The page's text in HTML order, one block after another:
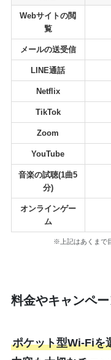
Webサイトの閲
覧
メールの送受信
LINE通話
Netflix
TikTok
Zoom
YouTube
音楽の試聴(1曲5
分)
オンラインゲー
ム
※上記はあくまで
料金やキャンペ
ポケット型Wi-Fiを